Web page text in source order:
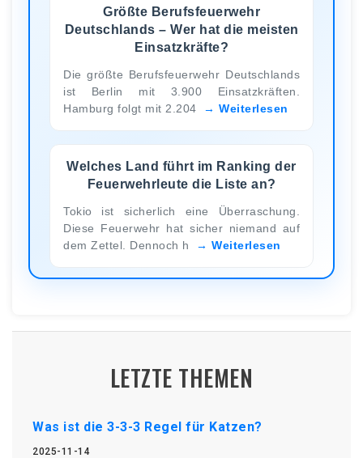
Größte Berufsfeuerwehr
Deutschlands – Wer hat die meisten
Einsatzkräfte?
Die größte Berufsfeuerwehr Deutschlands
ist Berlin mit 3.900 Einsatzkräften.
Hamburg folgt mit 2.204
Weiterlesen
Welches Land führt im Ranking der
Feuerwehrleute die Liste an?
Tokio ist sicherlich eine Überraschung.
Diese Feuerwehr hat sicher niemand auf
dem Zettel. Dennoch h
Weiterlesen
LETZTE THEMEN
Was ist die 3-3-3 Regel für Katzen?
2025-11-14